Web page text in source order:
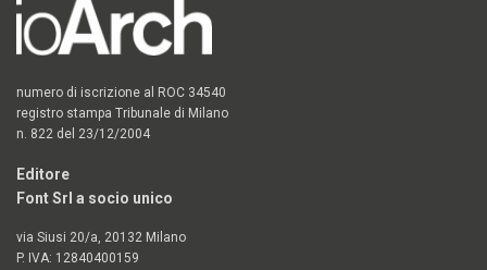
numero di iscrizione al ROC 34540
registro stampa Tribunale di Milano
n. 822 del 23/12/2004
Editore
Font Srl a socio unico
via Siusi 20/a, 20132 Milano
P. IVA: 12840400159